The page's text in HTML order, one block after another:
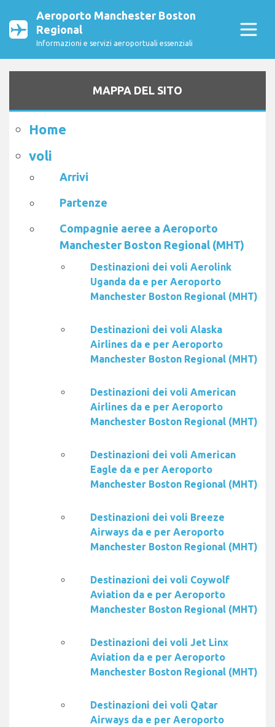
Aeroporto Manchester Boston
Regional
Informazioni e servizi aeroportuali essenziali
MAPPA DEL SITO
Home
voli
Arrivi
Partenze
Compagnie aeree a Aeroporto
Manchester Boston Regional (MHT)
Destinazioni dei voli Aerolink
Uganda da e per Aeroporto
Manchester Boston Regional (MHT)
Destinazioni dei voli Alaska
Airlines da e per Aeroporto
Manchester Boston Regional (MHT)
Destinazioni dei voli American
Airlines da e per Aeroporto
Manchester Boston Regional (MHT)
Destinazioni dei voli American
Eagle da e per Aeroporto
Manchester Boston Regional (MHT)
Destinazioni dei voli Breeze
Airways da e per Aeroporto
Manchester Boston Regional (MHT)
Destinazioni dei voli Coywolf
Aviation da e per Aeroporto
Manchester Boston Regional (MHT)
Destinazioni dei voli Jet Linx
Aviation da e per Aeroporto
Manchester Boston Regional (MHT)
Destinazioni dei voli Qatar
Airways da e per Aeroporto